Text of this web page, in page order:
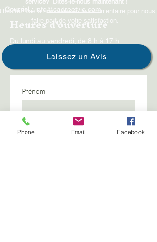
Courriel :info@cadreetvie.com
Heures d'ouverture
Du lundi au vendredi, de 8 h à 17 h
service? Dites-le-nous maintenant !​​
pas à nous laisser un commentaire pour nous
faire part de votre satisfaction.
Laissez un Avis
Prénom
Nom de famille
Phone Email Facebook